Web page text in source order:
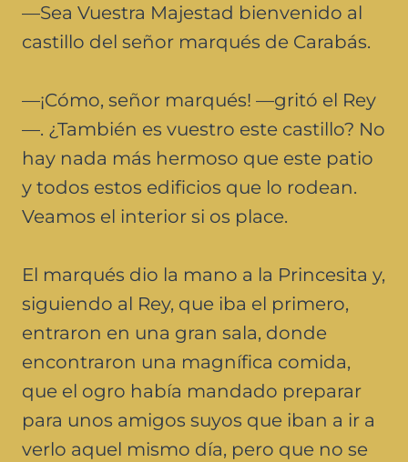
—Sea Vuestra Majestad bienvenido al
castillo del señor marqués de Carabás.
—¡Cómo, señor marqués! —gritó el Rey
—. ¿También es vuestro este castillo? No
hay nada más hermoso que este patio
y todos estos edificios que lo rodean.
Veamos el interior si os place.
El marqués dio la mano a la Princesita y,
siguiendo al Rey, que iba el primero,
entraron en una gran sala, donde
encontraron una magnífica comida,
que el ogro había mandado preparar
para unos amigos suyos que iban a ir a
verlo aquel mismo día, pero que no se